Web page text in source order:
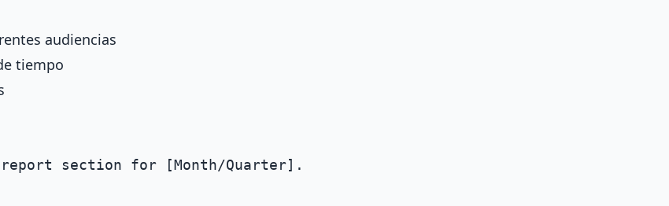
audiencias
tiempo
report section for [Month/Quarter].